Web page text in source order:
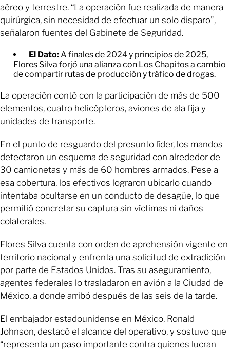
aéreo y terrestre. “La operación fue realizada de manera
quirúrgica, sin necesidad de efectuar un solo disparo”,
señalaron fuentes del Gabinete de Seguridad.
El Dato: A finales de 2024 y principios de 2025,
Flores Silva forjó una alianza con Los Chapitos a cambio
de compartir rutas de producción y tráfico de drogas.
La operación contó con la participación de más de 500
elementos, cuatro helicópteros, aviones de ala fija y
unidades de transporte.
En el punto de resguardo del presunto líder, los mandos
detectaron un esquema de seguridad con alrededor de
30 camionetas y más de 60 hombres armados. Pese a
esa cobertura, los efectivos lograron ubicarlo cuando
intentaba ocultarse en un conducto de desagüe, lo que
permitió concretar su captura sin víctimas ni daños
colaterales.
Flores Silva cuenta con orden de aprehensión vigente en
territorio nacional y enfrenta una solicitud de extradición
por parte de Estados Unidos. Tras su aseguramiento,
agentes federales lo trasladaron en avión a la Ciudad de
México, a donde arribó después de las seis de la tarde.
El embajador estadounidense en México, Ronald
Johnson, destacó el alcance del operativo, y sostuvo que
“representa un paso importante contra quienes lucran